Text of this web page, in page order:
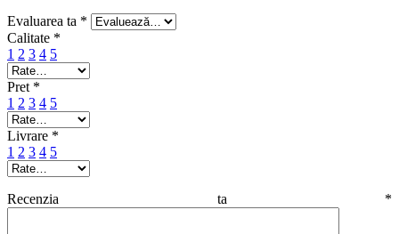
Evaluarea ta *
Calitate *
1 2 3 4 5
Pret *
1 2 3 4 5
Livrare *
1 2 3 4 5
Recenzia ta *